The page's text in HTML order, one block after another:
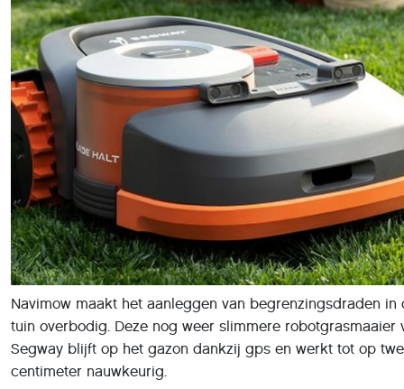
Navimow maakt het aanleggen van begrenzingsdraden in
tuin overbodig. Deze nog weer slimmere robotgrasmaaier
Segway blijft op het gazon dankzij gps en werkt tot op
centimeter nauwkeurig.